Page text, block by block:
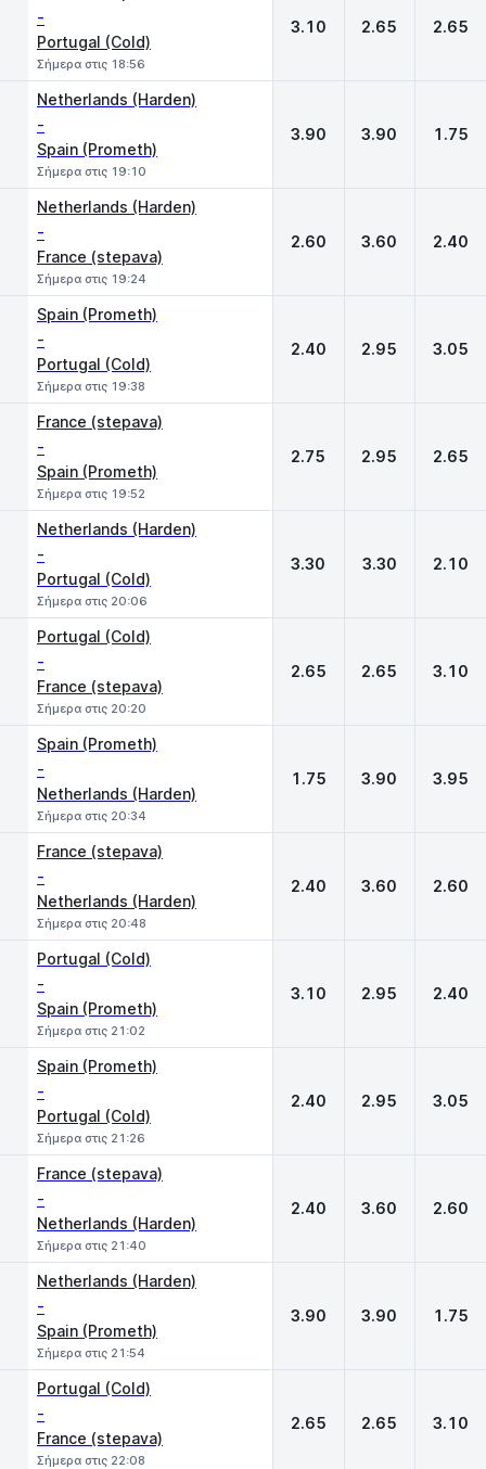
-
Portugal (Cold)
Σήμερα στις 18:56
3.10 2.65 2.65
Netherlands (Harden)
-
Spain (Prometh)
Σήμερα στις 19:10
3.90 3.90 1.75
Netherlands (Harden)
-
France (stepava)
Σήμερα στις 19:24
2.60 3.60 2.40
Spain (Prometh)
-
Portugal (Cold)
Σήμερα στις 19:38
2.40 2.95 3.05
France (stepava)
-
Spain (Prometh)
Σήμερα στις 19:52
2.75 2.95 2.65
Netherlands (Harden)
-
Portugal (Cold)
Σήμερα στις 20:06
3.30 3.30 2.10
Portugal (Cold)
-
France (stepava)
Σήμερα στις 20:20
2.65 2.65 3.10
Spain (Prometh)
-
Netherlands (Harden)
Σήμερα στις 20:34
1.75 3.90 3.95
France (stepava)
-
Netherlands (Harden)
Σήμερα στις 20:48
2.40 3.60 2.60
Portugal (Cold)
-
Spain (Prometh)
Σήμερα στις 21:02
3.10 2.95 2.40
Spain (Prometh)
-
Portugal (Cold)
Σήμερα στις 21:26
2.40 2.95 3.05
France (stepava)
-
Netherlands (Harden)
Σήμερα στις 21:40
2.40 3.60 2.60
Netherlands (Harden)
-
Spain (Prometh)
Σήμερα στις 21:54
3.90 3.90 1.75
Portugal (Cold)
-
France (stepava)
Σήμερα στις 22:08
2.65 2.65 3.10